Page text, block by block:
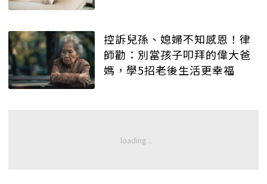
控訴兒孫、媳婦不知感恩！律
師勸：別當孩子叩拜的偉大爸
媽，學5招老後生活更幸福